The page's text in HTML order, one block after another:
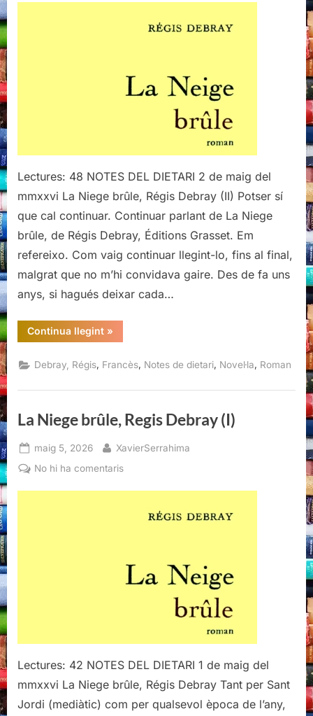
brûle,
(II)
Lectures: 48 NOTES DEL DIETARI 2 de maig del
mmxxvi La Niege brûle, Régis Debray (II) Potser sí
que cal continuar. Continuar parlant de La Niege
brûle, de Régis Debray, Éditions Grasset. Em
refereixo. Com vaig continuar llegint-lo, fins al final,
malgrat que no m’hi convidava gaire. Des de fa uns
anys, si hagués deixar cada…
Continua llegint“La
Niege
Regis
Debray
»
Debray, Régis, Francès, Notes de dietari, Novel·la, Roman
La Niege brûle, Regis Debray (I)
Posted
on
maig 5, 2026 By
XavierSerrahima
No hi ha comentarisa
brûle,
(I)
Lectures: 42 NOTES DEL DIETARI 1 de maig del
mmxxvi La Niege brûle, Régis Debray Tant per Sant
Jordi (mediàtic) com per qualsevol època de l’any,